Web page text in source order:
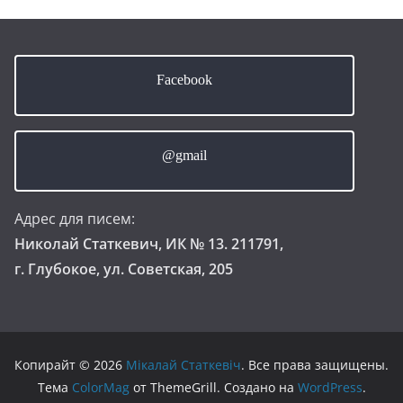
Facebook
@gmail
Адрес для писем:
Николай Статкевич, ИК № 13. 211791,
г. Глубокое, ул. Советская, 205
Копирайт © 2026 Мікалай Статкевіч. Все права защищены.
Тема ColorMagот ThemeGrill. Создано на WordPress.